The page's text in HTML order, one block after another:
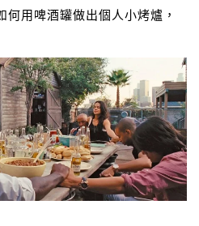
何用啤酒罐做出個人小烤爐，